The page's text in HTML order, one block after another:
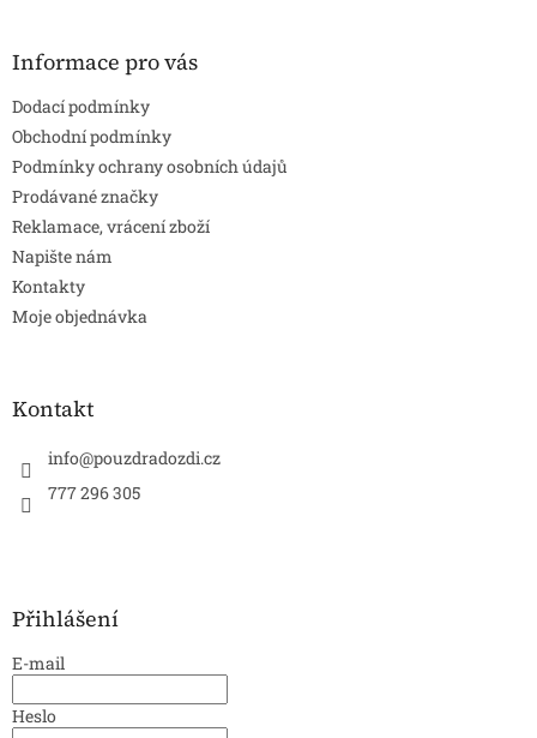
Informace pro vás
Dodací podmínky
Obchodní podmínky
Podmínky ochrany osobních údajů
Prodávané značky
Reklamace, vrácení zboží
Napište nám
Kontakty
Moje objednávka
Kontakt
info@pouzdradozdi.cz
777 296 305
Přihlášení
E-mail
Heslo